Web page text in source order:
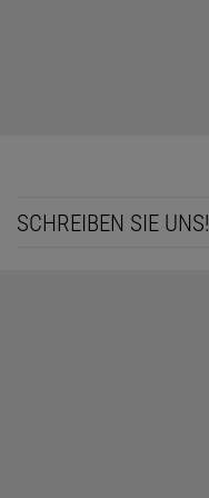
SCHREIBEN SIE UNS!